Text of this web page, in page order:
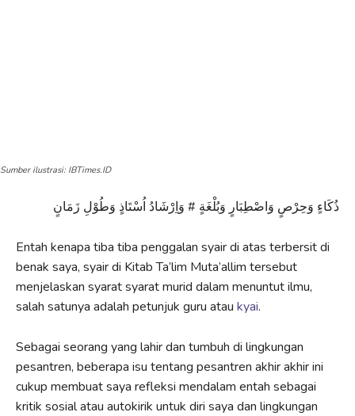
Sumber ilustrasi: IBTimes.ID
ذُكَاءٍ وَحِرْصٍ وَاصْطِبَارٍ وَبُلْغَةٍ # وَاِرْشَادُ اُسْتَاذٍ وَطُوْلِ زَمَانٍ
Entah kenapa tiba tiba penggalan syair di atas terbersit di
benak saya, syair di Kitab Ta’lim Muta’allim tersebut
menjelaskan syarat syarat murid dalam menuntut ilmu,
salah satunya adalah petunjuk guru atau kyai.
Sebagai seorang yang lahir dan tumbuh di lingkungan
pesantren, beberapa isu tentang pesantren akhir akhir ini
cukup membuat saya refleksi mendalam entah sebagai
kritik sosial atau autokirik untuk diri saya dan lingkungan